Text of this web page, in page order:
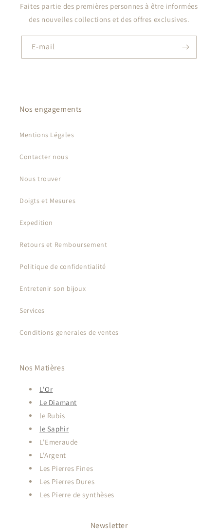
Faites partie des premières personnes à être informées
des nouvelles collections et des offres exclusives.
E-mail
Nos engagements
Mentions Légales
Contacter nous
Nous trouver
Doigts et Mesures
Expedition
Retours et Remboursement
Politique de confidentialité
Entretenir son bijoux
Services
Conditions generales de ventes
Nos Matières
L'Or
Le Diamant
le Rubis
le Saphir
L'Emeraude
L'Argent
Les Pierres Fines
Les Pierres Dures
Les Pierre de synthèses
Newsletter